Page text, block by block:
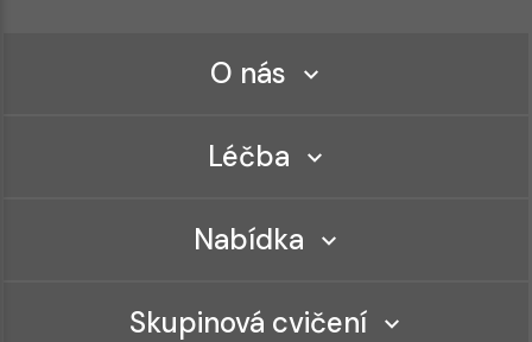
O nás
Léčba
Nabídka
Skupinová cvičení